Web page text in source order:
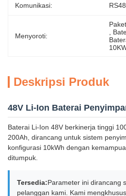
Komunikasi:
Menyoroti:
Deskripsi Produk
48V Li-Ion Baterai
Baterai Li-Ion 48V berkinerja tinggi
200Ah, dirancang untuk sistem
konfigurasi 10kWh dengan
ditumpuk.
Tersedia:Parameter ini dirancang
pelanggan kami. Kami